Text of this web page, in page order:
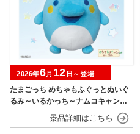
たまごっち めちゃもふぐっとぬいぐ
るみ～いるかっち～ナムコキャンペ
2026年6月 12 日～登場